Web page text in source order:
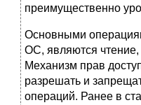
преимущественно
Основными
ОС, являются
Механизм прав
разрешать и
операций. Ранее в